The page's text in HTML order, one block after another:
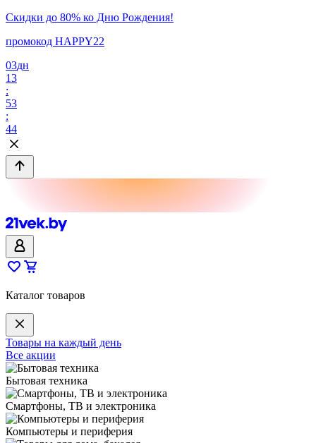
Скидки до 80% ко Дню Рождения!
промокод HAPPY22
03дн
13
:
53
:
44
Каталог товаров
Товары на каждый день
Все акции
Бытовая техника
Смартфоны, ТВ и электроника
Компьютеры и периферия